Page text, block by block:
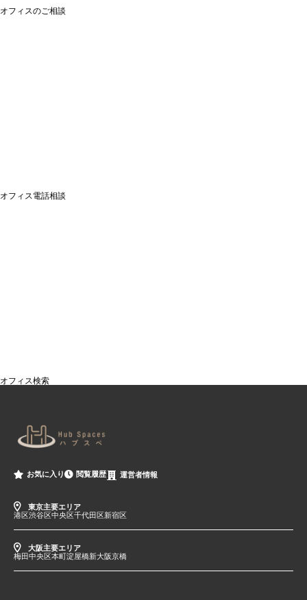
オフィスのご相談
オフィス電話相談
オフィス検索
お気に入り 閲覧履歴 運営者情報
東京主要エリア
港区渋谷区中央区千代田区新宿区
大阪主要エリア
梅田中央区本町淀屋橋新大阪京橋